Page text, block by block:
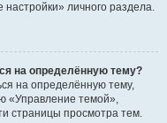
личного раздела.
на определённую тему?
на определённую тему,
«Управление темой»,
страницы просмотра тем.